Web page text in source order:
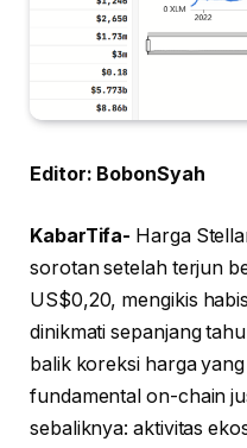
Editor: BobonSyah
KabarTifa- Harga
sorotan setelah terjun
US$0,20, mengikis
dinikmati sepanjang
balik koreksi harga
fundamental on-chain
sebaliknya: aktivitas